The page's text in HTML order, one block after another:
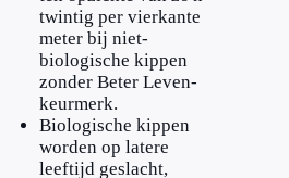
twintig per vierkante
meter bij niet-
biologische kippen
zonder Beter Leven-
keurmerk.
Biologische kippen
worden op latere
leeftijd geslacht,